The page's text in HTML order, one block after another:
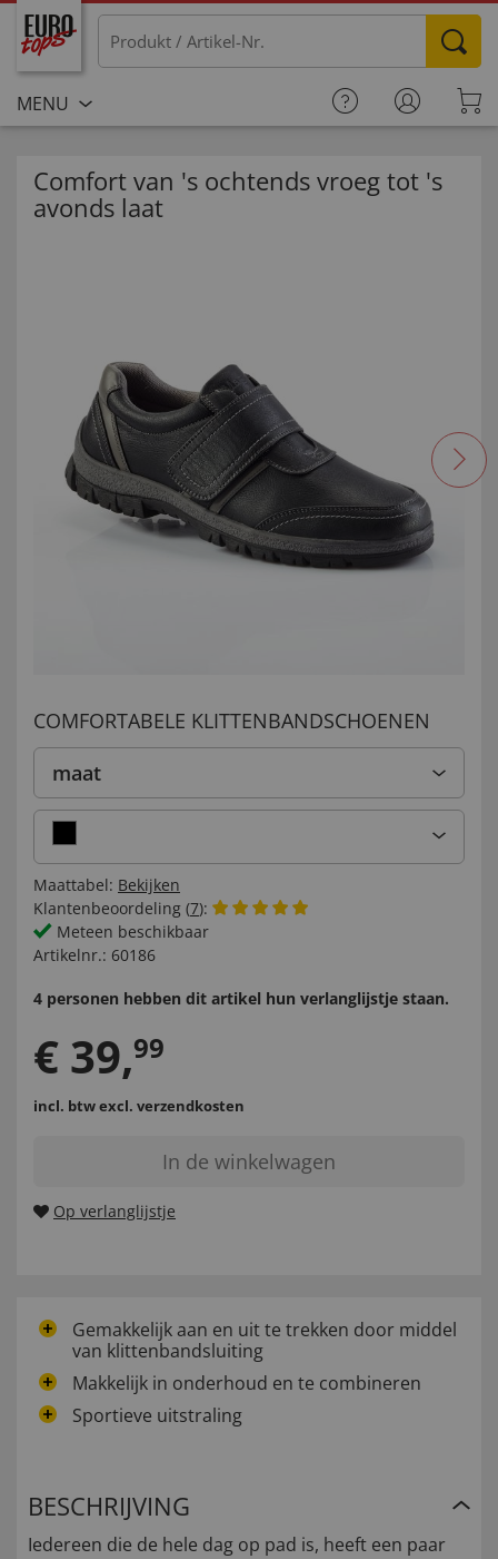
MENU
Comfort van 's ochtends vroeg tot 's
avonds laat
COMFORTABELE KLITTENBANDSCHOENEN
maat
Maattabel: Bekijken
Klantenbeoordeling (7):
Meteen beschikbaar
Artikelnr.: 60186
4 personen hebben dit artikel hun verlanglijstje staan.
€ 39,99
incl. btwexcl. verzendkosten
In de winkelwagen
Op verlanglijstje
Gemakkelijk aan en uit te trekken door middel
van klittenbandsluiting
Makkelijk in onderhoud en te combineren
Sportieve uitstraling
BESCHRIJVING
Iedereen die de hele dag op pad is, heeft een paar